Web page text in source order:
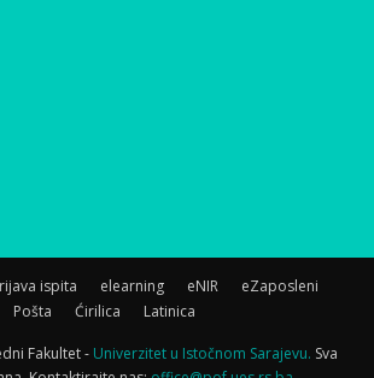
ispita elearning eNIR
eZaposleni
Pošta
Ćirilica Latinica
Fakultet - Univerzitet u Istočnom Sarajevu. Sva